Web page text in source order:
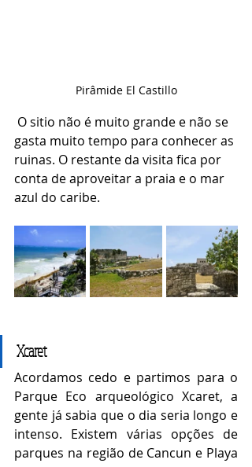
Pirâmide El Castillo
gasta muito tempo para conhecer as
ruinas. O restante da visita fica por
conta de aproveitar a praia e o mar
azul do caribe.
Xcaret
Acordamos cedo e partimos para o
Parque Eco arqueológico Xcaret, a
gente já sabia que o dia seria longo e
intenso. Existem várias opções de
parques na região de Cancun e Playa